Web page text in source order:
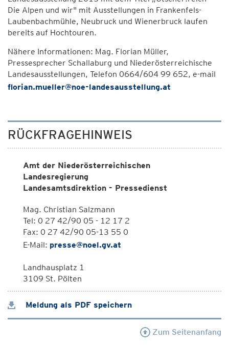
Die Alpen und wir" mit Ausstellungen in Frankenfels-
Laubenbachmühle, Neubruck und Wienerbruck laufen
bereits auf Hochtouren.
Nähere Informationen: Mag. Florian Müller,
Pressesprecher Schallaburg und Niederösterreichische
Landesausstellungen, Telefon 0664/604 99 652, e-mail
florian.mueller@noe-landesausstellung.at
RÜCKFRAGEHINWEIS
Amt der Niederösterreichischen
Landesregierung
Landesamtsdirektion - Pressedienst
Mag. Christian Salzmann
Tel: 0 27 42/90 05 - 12 17 2
Fax: 0 27 42/90 05-13 55 0
E-Mail: presse@noel.gv.at
Landhausplatz 1
3109 St. Pölten
Meldung als PDF speichern
Zum Seitenanfang